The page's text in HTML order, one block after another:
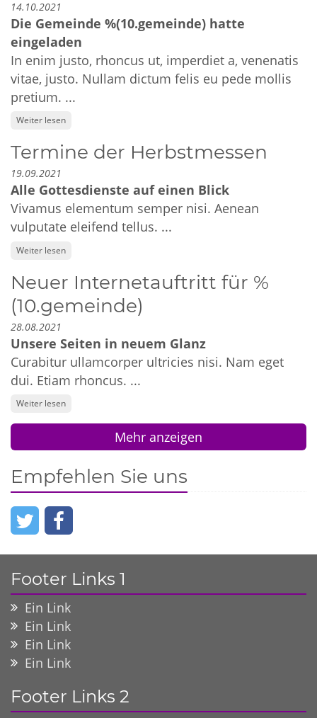
14.10.2021
Die Gemeinde %(10.gemeinde) hatte
eingeladen
In enim justo, rhoncus ut, imperdiet a, venenatis
vitae, justo. Nullam dictum felis eu pede mollis
pretium. ...
Weiter lesen
Termine der Herbstmessen
19.09.2021
Alle Gottesdienste auf einen Blick
Vivamus elementum semper nisi. Aenean
vulputate eleifend tellus. ...
Weiter lesen
Neuer Internetauftritt für %
(10.gemeinde)
28.08.2021
Unsere Seiten in neuem Glanz
Curabitur ullamcorper ultricies nisi. Nam eget
dui. Etiam rhoncus. ...
Weiter lesen
Mehr anzeigen
Empfehlen Sie uns
Footer Links 1
Ein Link
Ein Link
Ein Link
Ein Link
Footer Links 2